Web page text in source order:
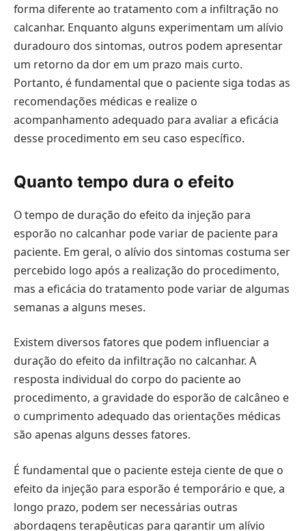
forma diferente ao tratamento com a infiltração no
calcanhar. Enquanto alguns experimentam um alívio
duradouro dos sintomas, outros podem apresentar
um retorno da dor em um prazo mais curto.
Portanto, é fundamental que o paciente siga todas as
recomendações médicas e realize o
acompanhamento adequado para avaliar a eficácia
desse procedimento em seu caso específico.
Quanto tempo dura o efeito
O tempo de duração do efeito da injeção para
esporão no calcanhar pode variar de paciente para
paciente. Em geral, o alívio dos sintomas costuma ser
percebido logo após a realização do procedimento,
mas a eficácia do tratamento pode variar de algumas
semanas a alguns meses.
Existem diversos fatores que podem influenciar a
duração do efeito da infiltração no calcanhar. A
resposta individual do corpo do paciente ao
procedimento, a gravidade do esporão de calcâneo e
o cumprimento adequado das orientações médicas
são apenas alguns desses fatores.
É fundamental que o paciente esteja ciente de que o
efeito da injeção para esporão é temporário e que, a
longo prazo, podem ser necessárias outras
abordagens terapêuticas para garantir um alívio